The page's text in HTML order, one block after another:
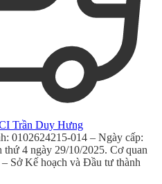
Trần Duy Hưng
0102624215-014 – Ngày cấp:
4 ngày 29/10/2025. Cơ quan
Sở Kế hoạch và Đầu tư thành